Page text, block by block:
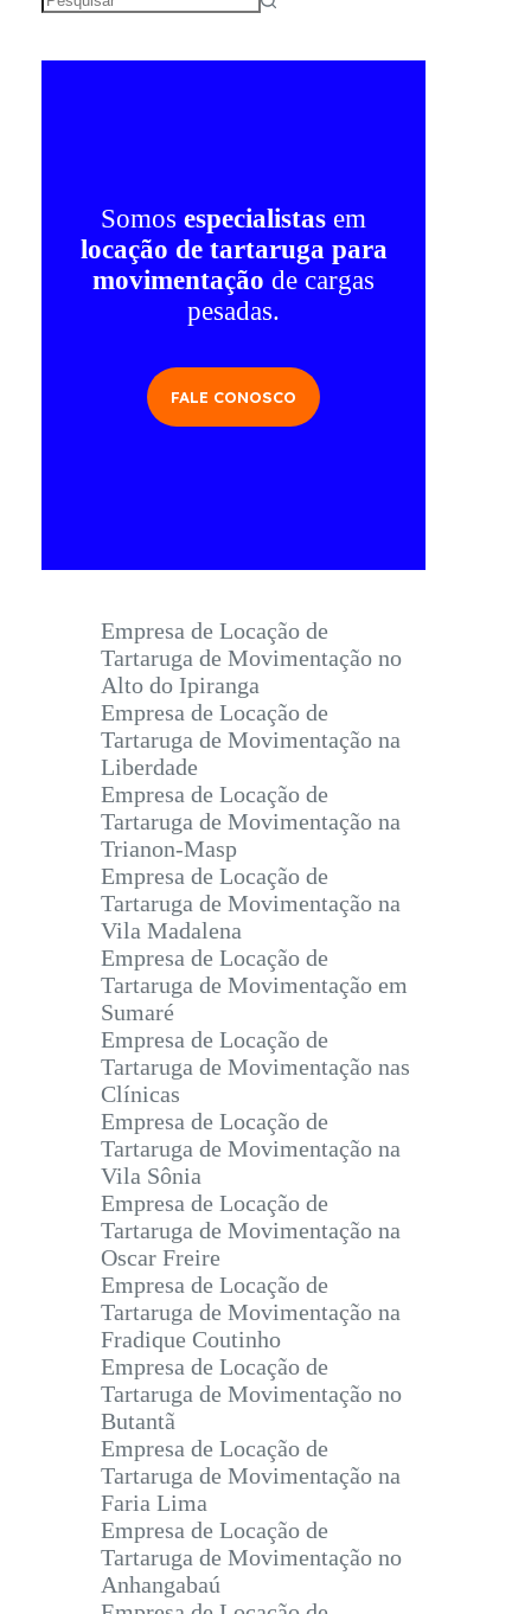
Somosespecialistas em
locação de tartaruga para
movimentação de cargas
pesadas.
FALE CONOSCO
Empresa de Locação de
Tartaruga de Movimentação no
Alto do Ipiranga
Empresa de Locação de
Tartaruga de Movimentação na
Liberdade
Empresa de Locação de
Tartaruga de Movimentação na
Trianon-Masp
Empresa de Locação de
Tartaruga de Movimentação na
Vila Madalena
Empresa de Locação de
Tartaruga de Movimentação em
Sumaré
Empresa de Locação de
Tartaruga de Movimentação nas
Clínicas
Empresa de Locação de
Tartaruga de Movimentação na
Vila Sônia
Empresa de Locação de
Tartaruga de Movimentação na
Oscar Freire
Empresa de Locação de
Tartaruga de Movimentação na
Fradique Coutinho
Empresa de Locação de
Tartaruga de Movimentação no
Butantã
Empresa de Locação de
Tartaruga de Movimentação na
Faria Lima
Empresa de Locação de
Tartaruga de Movimentação no
Anhangabaú